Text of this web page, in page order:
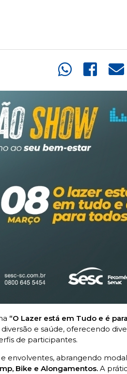
“O Lazer está em Tudo e é para
e saúde, oferecendo
de participantes.
envolventes, abrangendo
Bike e Alongamentos. A